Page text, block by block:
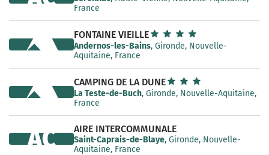
France
FONTAINE VIEILLE
Andernos-les-Bains, Gironde, Nouvelle-
Aquitaine, France
CAMPING DE LA DUNE
La Teste-de-Buch, Gironde, Nouvelle-Aquitaine,
France
AIRE INTERCOMMUNALE
Saint-Caprais-de-Blaye, Gironde, Nouvelle-
Aquitaine, France
AC